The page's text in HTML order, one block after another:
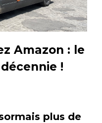
Amazon : le
!
plus de